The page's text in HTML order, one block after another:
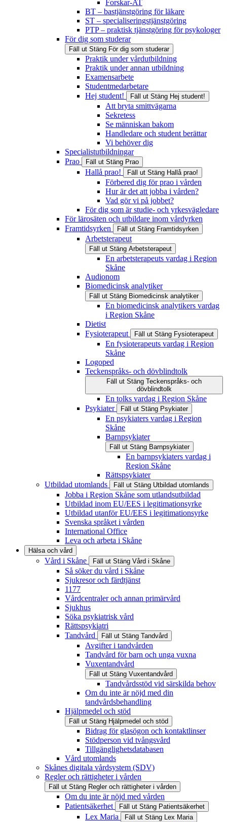
Forskar-AT
BT – bastjänstgöring för läkare
ST – specialiseringstjänstgöring
PTP – praktisk tjänstgöring för psykologer
För dig som studerar
Fäll ut Stäng För dig som studerar
Praktik under vårdutbildning
Praktik under annan utbildning
Examensarbete
Studentmedarbetare
Hej student!
Fäll ut Stäng Hej student!
Att bryta smittvägarna
Sekretess
Se människan bakom
Handledare och student berättar
Vi behöver dig
Specialistutbildningar
Prao
Fäll ut Stäng Prao
Hallå prao! Fäll ut Stäng Hallå prao!
Förbered dig för prao i vården
Hur är det att jobba i vården?
Vad gör vi på jobbet?
För dig som är studie- och yrkesvägledare
För lärosäten och utbildare inom vårdyrken
Framtidsyrken
Fäll ut Stäng Framtidsyrken
Arbetsterapeut
Fäll ut Stäng Arbetsterapeut
En arbetsterapeuts vardag i Region
Skåne
Audionom
Biomedicinsk analytiker
Fäll ut Stäng Biomedicinsk analytiker
En biomedicinsk analytikers vardag
i Region Skåne
Dietist
Fysioterapeut
Fäll ut Stäng Fysioterapeut
En fysioterapeuts vardag i Region
Skåne
Logoped
Teckenspråks- och dövblindtolk
Fäll ut Stäng Teckenspråks- och
dövblindtolk
En tolks vardag i Region Skåne
Psykiater
Fäll ut Stäng Psykiater
En psykiaters vardag i Region
Skåne
Barnpsykiater
Fäll ut Stäng Barnpsykiater
En barnpsykiaters vardag i
Region Skåne
Rättspsykiater
Utbildad utomlands
Fäll ut Stäng Utbildad utomlands
Jobba i Region Skåne som utlandsutbildad
Utbildad inom EU/EES i legitimationsyrke
Utbildad utanför EU/EES i legitimationsyrke
Svenska språket i vården
International Office
Leva och arbeta i Skåne
Hälsa och vård
Vård i Skåne Fäll ut Stäng Vård i Skåne
Så söker du vård i Skåne
Sjukresor och färdtjänst
1177
Vårdcentraler och annan primärvård
Sjukhus
Söka psykiatrisk vård
Rättspsykiatri
Tandvård
Fäll ut Stäng Tandvård
Avgifter i tandvården
Tandvård för barn och unga vuxna
Vuxentandvård
Fäll ut Stäng Vuxentandvård
Tandvårdsstöd vid särskilda behov
Om du inte är nöjd med din
tandvårdsbehandling
Hjälpmedel och stöd
Fäll ut Stäng Hjälpmedel och stöd
Bidrag för glasögon och kontaktlinser
Stödperson vid tvångsvård
Tillgänglighetsdatabasen
Vård utomlands
Skånes digitala vårdsystem (SDV)
Regler och rättigheter i vården
Fäll ut Stäng Regler och rättigheter i vården
Om du inte är nöjd med vården
Patientsäkerhet
Fäll ut Stäng Patientsäkerhet
Lex Maria Fäll ut Stäng Lex Maria